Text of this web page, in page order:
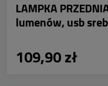
LAMPKA
lumenów, usb
109,90 zł